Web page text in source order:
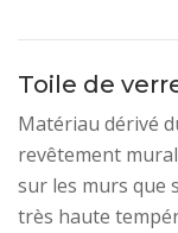
Toile de
Matériau dérivé
revêtement
sur les murs que
très haute